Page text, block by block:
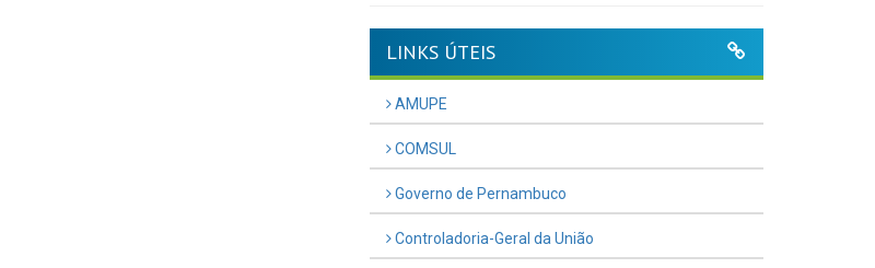
LINKS ÚTEIS
AMUPE
COMSUL
Governo de Pernambuco
Controladoria-Geral da União